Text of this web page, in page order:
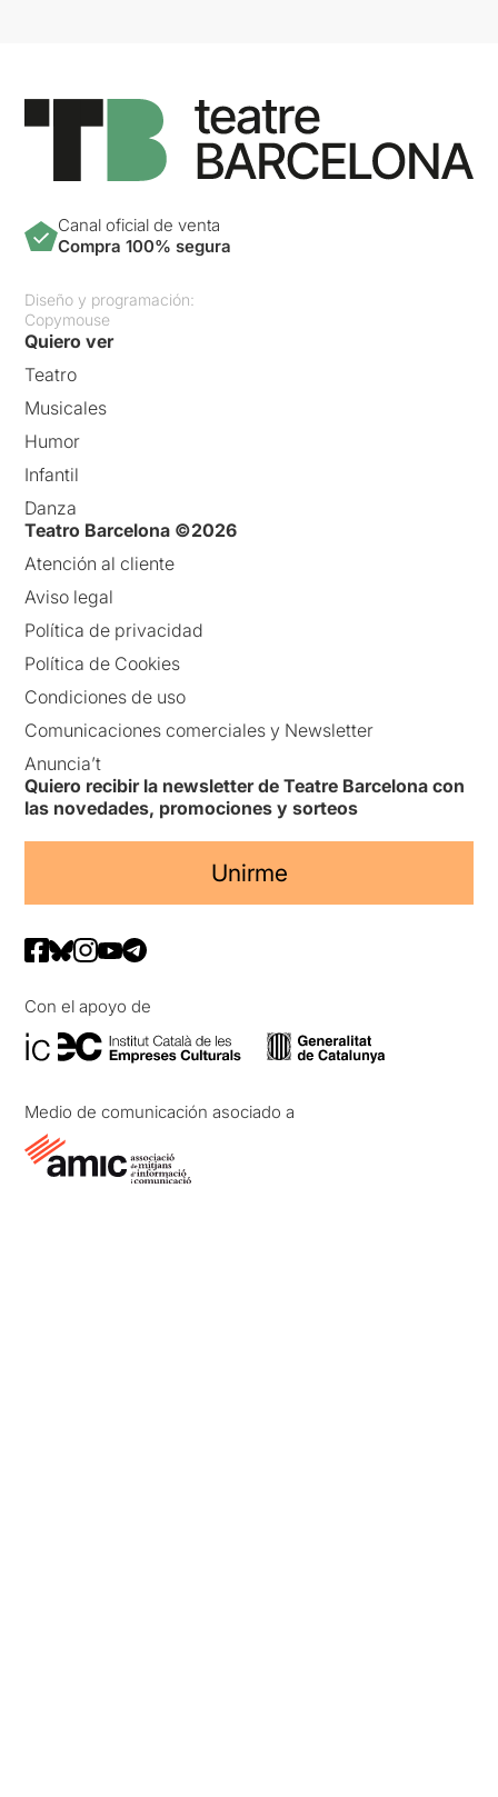
Canal oficial de venta
Compra 100% segura
Diseño y programación:
Copymouse
Quiero ver
Teatro
Musicales
Humor
Infantil
Danza
Teatro Barcelona ©2026
Atención al cliente
Aviso legal
Política de privacidad
Política de Cookies
Condiciones de uso
Comunicaciones comerciales y Newsletter
Anuncia’t
Quiero recibir la newsletter de Teatre Barcelona con
las novedades, promociones y sorteos
Unirme
Con el apoyo de
Medio de comunicación asociado a